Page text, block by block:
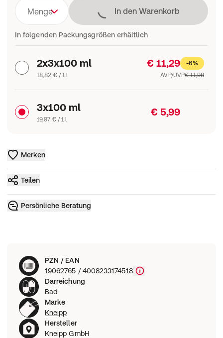
Menge LädtIn den Warenkorb
In folgenden Packungsgrößen erhältlich
2x3x100 ml
18,82 € / 1 l
€ 11,29
-6%
AVP/UVP€ 11,98
3x100 ml
19,97 € / 1 l
€ 5,99
Merken
Teilen
Persönliche Beratung
PZN / EAN
19062765 / 4008233174518
Darreichung
Bad
Marke
Kneipp
Hersteller
Kneipp GmbH